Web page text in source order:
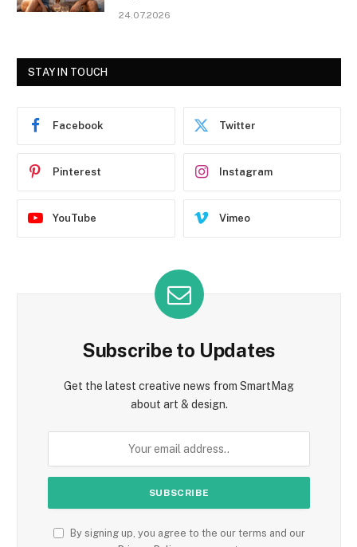
24.07.2026
STAY IN TOUCH
Facebook Twitter
Pinterest Instagram
YouTube Vimeo
Subscribe to Updates
Get the latest creative news from SmartMag
about art & design.
By signing up, you agree to the our terms and our